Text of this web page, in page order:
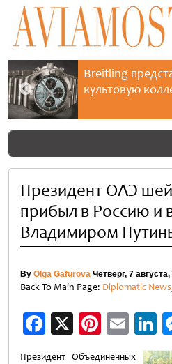
Breitling
культовую
Президент ОАЭ
прибыл в Россию и
Владимиром
By Olga Gafurova Четверг, 7
Back To Main Page: Diplomatic News
Facebook
X
Президент Объединенных